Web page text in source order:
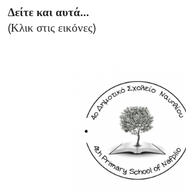
k
Δείτε και αυτά...
(Κλικ στις εικόνες)